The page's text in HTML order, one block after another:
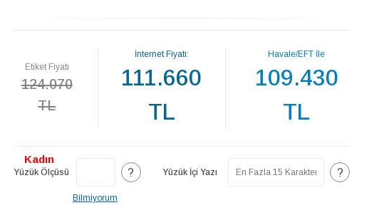
Etiket Fiyatı
124.070
TL
İnternet Fiyatı:
111.660
TL
Havale/EFT İle
109.430
TL
Yüzük Ölçüsü
Kadın
?
Bilmiyorum
Yüzük İçi Yazı ?